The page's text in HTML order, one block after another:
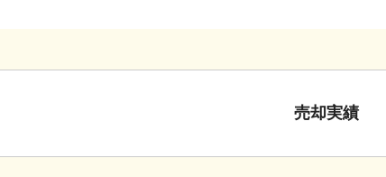
売却実績